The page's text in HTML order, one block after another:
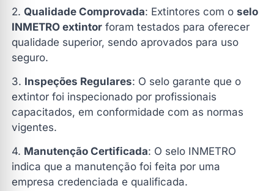
2. Qualidade Comprovada: Extintores com o selo
INMETRO extintor foram testados para oferecer
qualidade superior, sendo aprovados para uso
seguro.
3. Inspeções Regulares: O selo garante que o
extintor foi inspecionado por profissionais
capacitados, em conformidade com as normas
vigentes.
4. Manutenção Certificada: O selo INMETRO
indica que a manutenção foi feita por uma
empresa credenciada e qualificada.